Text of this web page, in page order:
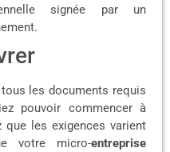
signée par un
les documents requis
pouvoir commencer à
que les exigences varient
votre micro-entreprise